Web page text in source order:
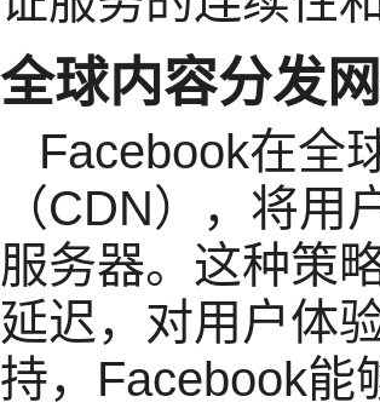
全球内容分发
Facebook在全
（CDN），将
服务器。这种策
延迟，对用户体
持，Facebook能